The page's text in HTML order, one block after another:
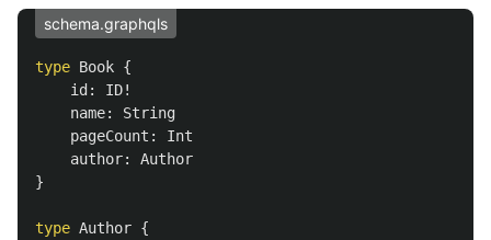
schema.graphqls
type Book {
id : ID!
name:
String
pageCount :
Int
author:
Author
}
type Author {